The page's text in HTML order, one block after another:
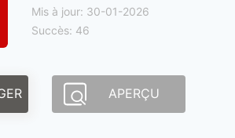
Mis à jour: 30-01-2026
Succès: 46
APERÇU